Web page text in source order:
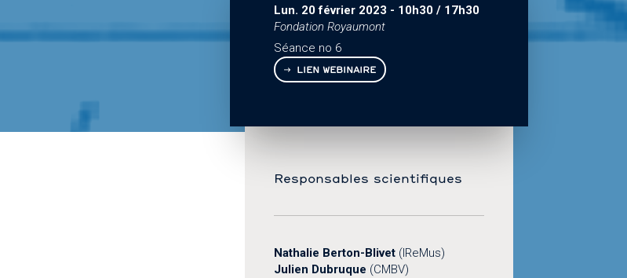
Lun. 20 février 2023 - 10h30 / 17h30
Fondation Royaumont
Séance no 6
LIEN WEBINAIRE
Responsables scientifiques
Nathalie Berton-Blivet (IReMus)
Julien Dubruque (CMBV)